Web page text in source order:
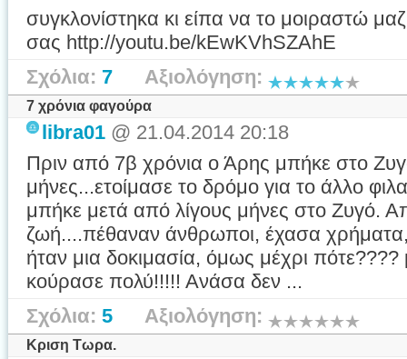
συγκλονίστηκα κι είπα να το μοιραστώ
σας http://youtu.be/kEwKVhSZAhE
Σχόλια: 7 Αξιολόγηση:
7 χρόνια φαγούρα
libra01 @ 21.04.2014 20:18
Πριν από 7β χρόνια ο Άρης μπήκε στο
μήνες...ετοίμασε το δρόμο για το άλλο
μπήκε μετά από λίγους μήνες στο Ζυγό.
ζωή....πέθαναν άνθρωποι, έχασα χρήματα,
ήταν μια δοκιμασία, όμως μέχρι
κούρασε πολύ!!!!! Ανάσα δεν ...
Σχόλια: 5 Αξιολόγηση:
Κριση Τωρα.